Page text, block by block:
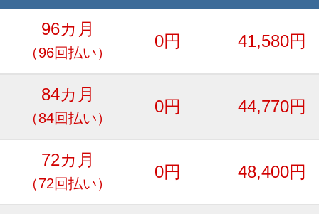
96カ月
（96回払い）
0円 41,580円
84カ月
（84回払い）
0円 44,770円
72カ月
（72回払い）
0円 48,400円